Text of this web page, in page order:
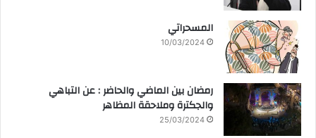
المسحراتي
10/03/2024
رمضان بين الماضي والحاضر : عن التباهي
والجكترة وملاحقة المظاهر
25/03/2024